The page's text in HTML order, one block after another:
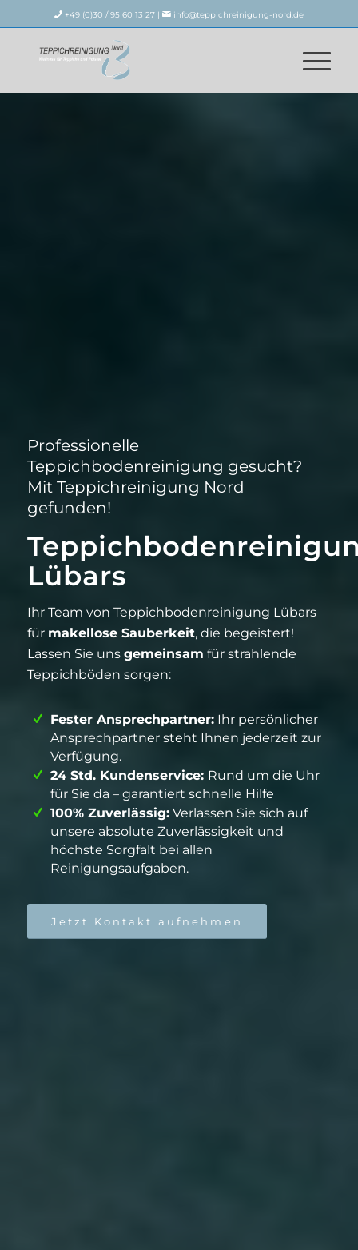
+49 (0)30 / 95 60 13 27 | info@teppichreinigung-nord.de
Professionelle
Teppichbodenreinigung gesucht?
Mit Teppichreinigung Nord
gefunden!
Lübars
Ihr Team von Teppichbodenreinigung Lübars
für makellose Sauberkeit, die begeistert!
Lassen Sie uns gemeinsam für strahlende
Teppichböden sorgen:
Fester Ansprechpartner: Ihr persönlicher
Ansprechpartner steht Ihnen jederzeit zur
Verfügung.
24 Std. Kundenservice: Rund um die Uhr
für Sie da – garantiert schnelle Hilfe
100% Zuverlässig: Verlassen Sie sich auf
unsere absolute Zuverlässigkeit und
höchste Sorgfalt bei allen
Reinigungsaufgaben.
Jetzt Kontakt aufnehmen